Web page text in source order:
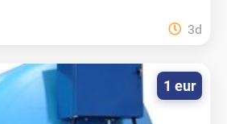
3d
1 eur